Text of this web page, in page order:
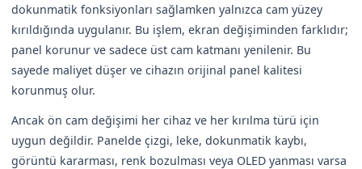
dokunmatik fonksiyonları sağlamken yalnızca cam yüzey
kırıldığında uygulanır. Bu işlem, ekran değişiminden farklıdır;
panel korunur ve sadece üst cam katmanı yenilenir. Bu
sayede maliyet düşer ve cihazın orijinal panel kalitesi
korunmuş olur.
Ancak ön cam değişimi her cihaz ve her kırılma türü için
uygun değildir. Panelde çizgi, leke, dokunmatik kaybı,
görüntü kararması, renk bozulması veya OLED yanması varsa